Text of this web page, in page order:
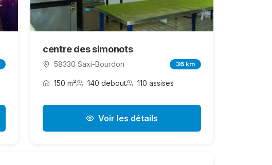
centre des simonots
58330 Saxi-Bourdon 36 km
150 m² 140 debout 110 assises
Voir les détails